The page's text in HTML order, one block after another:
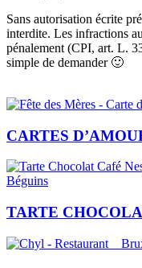
Sans autorisation écrite
interdite. Les infractions
pénalement (CPI, art. L.
simple de demander 🙂
CARTES
TARTE